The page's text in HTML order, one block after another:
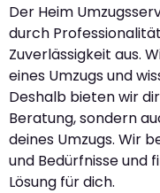
Der Heim
durch
Zuverlässigkeit aus.
eines Umzugs und
Deshalb bieten wir
Beratung, sondern
deines Umzugs. Wir
und Bedürfnisse und
Lösung für dich.